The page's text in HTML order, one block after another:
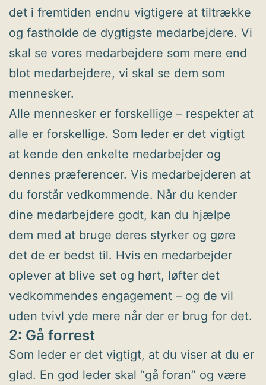
det i fremtiden endnu vigtigere at tiltrække
og fastholde de dygtigste medarbejdere. Vi
skal se vores medarbejdere som mere end
blot medarbejdere, vi skal se dem som
mennesker.
Alle mennesker er forskellige – respekter at
alle er forskellige. Som leder er det vigtigt
at kende den enkelte medarbejder og
dennes præferencer. Vis medarbejderen at
du forstår vedkommende. Når du kender
dine medarbejdere godt, kan du hjælpe
dem med at bruge deres styrker og gøre
det de er bedst til. Hvis en medarbejder
oplever at blive set og hørt, løfter det
vedkommendes engagement – og de vil
uden tvivl yde mere når der er brug for det.
2: Gå forrest
Som leder er det vigtigt, at du viser at du er
glad. En god leder skal “gå foran” og være